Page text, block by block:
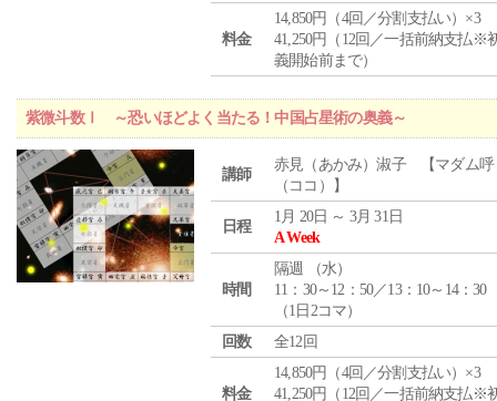
料金
14,850円（4回／分割支払い）×3
41,250円（12回／一括前納支払※
義開始前まで）
紫微斗数Ⅰ ～恐いほどよく当たる！中国占星術の奥義～
講師
赤見（あかみ）淑子 【マダム呼
（ココ）】
日程
1月 20日 ～ 3月 31日
A Week
時間
隔週 （水）
11：30～12：50／13：10～14：30
（1日2コマ）
回数
全12回
料金
14,850円（4回／分割支払い）×3
41,250円（12回／一括前納支払※